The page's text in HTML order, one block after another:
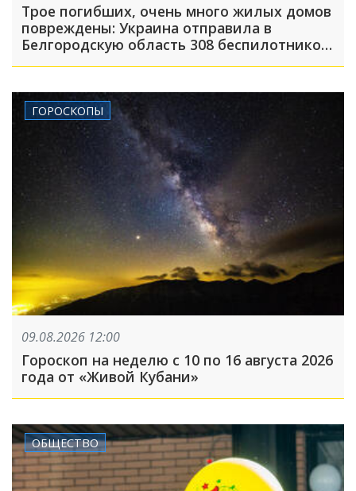
Трое погибших, очень много жилых домов
повреждены: Украина отправила в
Белгородскую область 308 беспилотников,
ГОРОСКОПЫ
09.08.2026 12:00
Гороскоп на неделю с 10 по 16 августа 2026
года от «Живой Кубани»
ОБЩЕСТВО